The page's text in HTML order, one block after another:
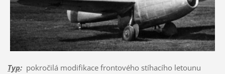
Typ:pokročilá modifikace frontového stíhacího letounu